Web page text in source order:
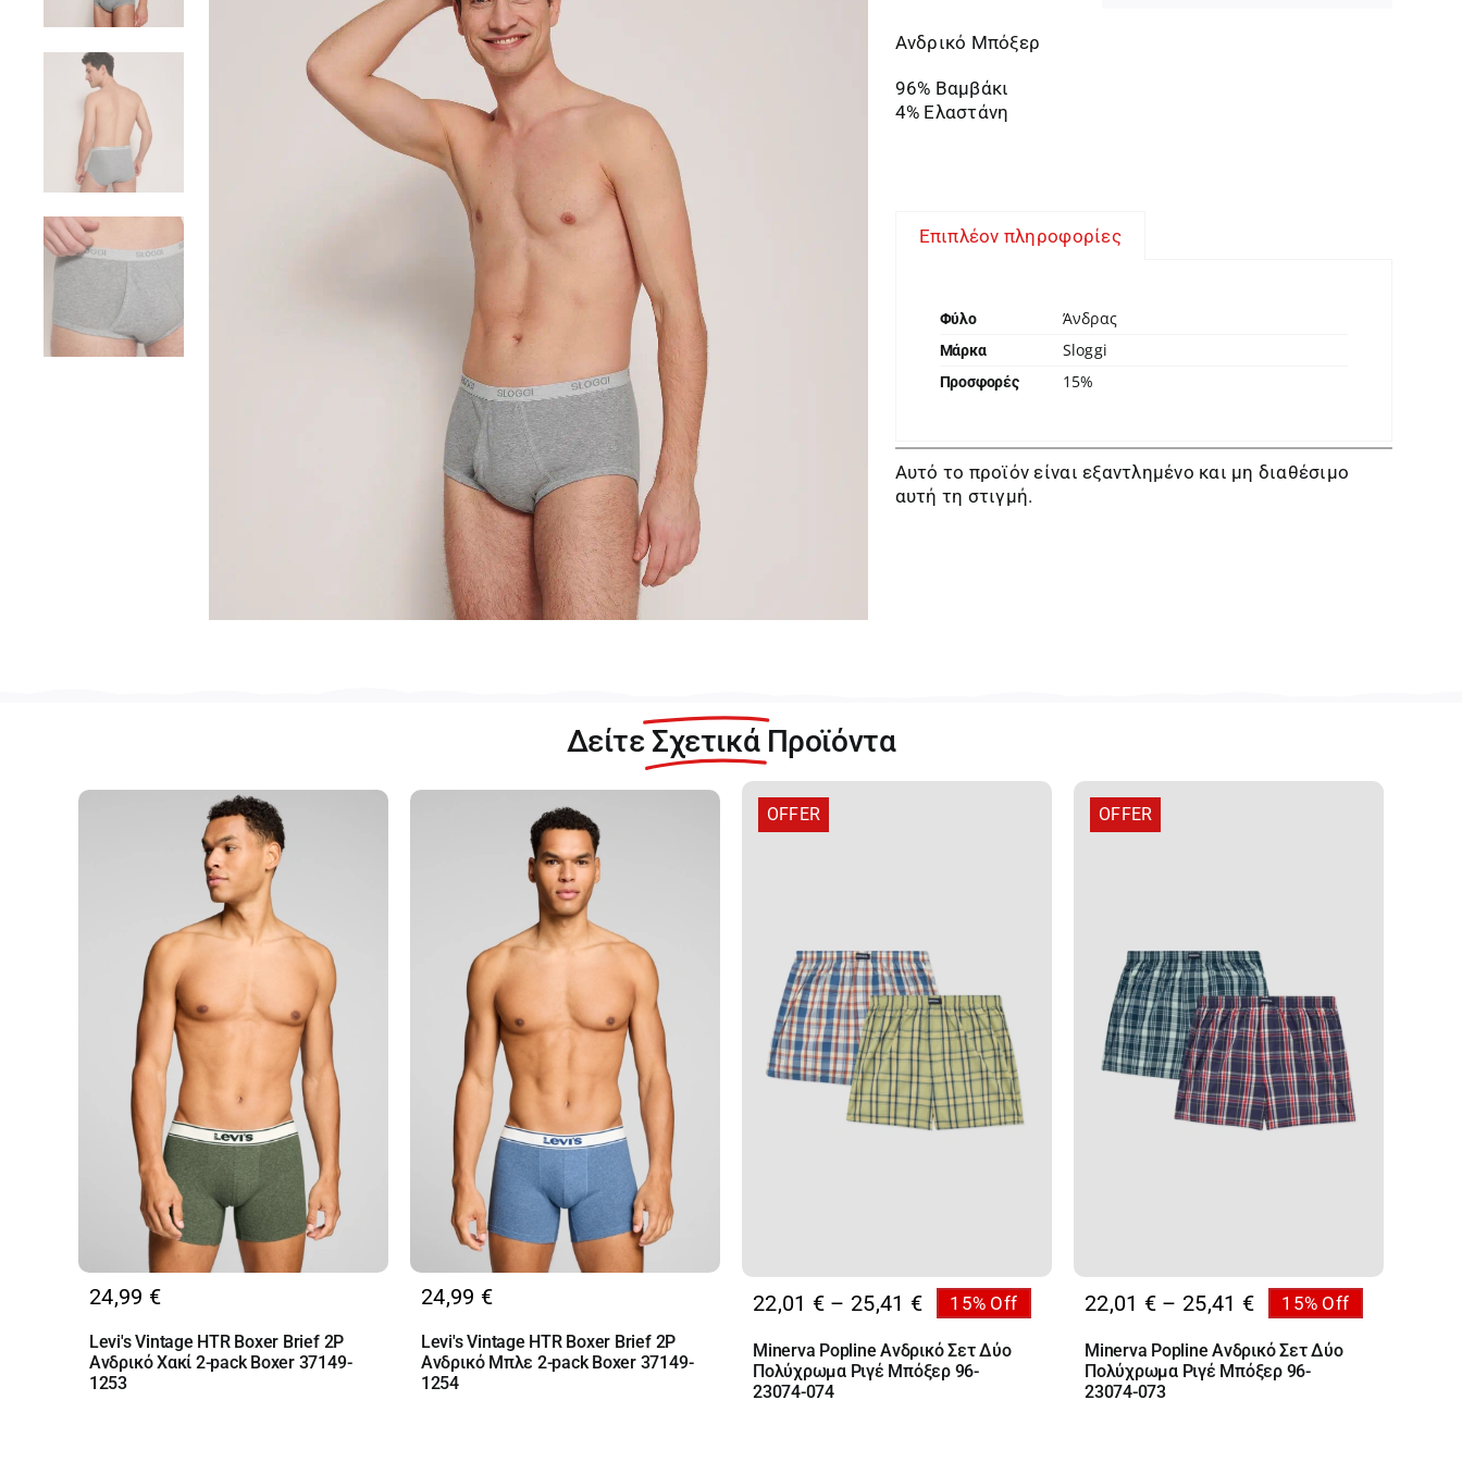
Ανδρικό Μπόξερ
96% Βαμβάκι
4% Ελαστάνη
Επιπλέον πληροφορίες
Φύλο Άνδρας
Μάρκα Sloggi
Προσφορές 15%
Αυτό το προϊόν είναι εξαντλημένο και μη διαθέσιμο
αυτή τη στιγμή.
Δείτε Σχετικά Προϊόντα
24,99 €
Levi's Vintage HTR Boxer Brief 2P
Ανδρικό Χακί 2-pack Boxer 37149-
1253
24,99 €
Levi's Vintage HTR Boxer Brief 2P
Ανδρικό Μπλε 2-pack Boxer 37149-
1254
OFFER
22,01 € – 25,41 €Price
22,01 €
through
15% Off
Minerva Popline Ανδρικό Σετ Δύο
Πολύχρωμα Ριγέ Μπόξερ 96-
23074-074
OFFER
22,01 € – 25,41 €Price
22,01 €
through
15% Off
Minerva Popline Ανδρικό Σετ Δύο
Πολύχρωμα Ριγέ Μπόξερ 96-
23074-073